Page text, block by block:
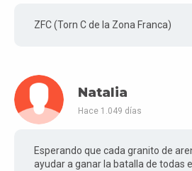
ZFC (Torn C de la Zona Franca)
Natalia
Hace 1.049 días
Esperando que cada granito de
ayudar a ganar la batalla de todas